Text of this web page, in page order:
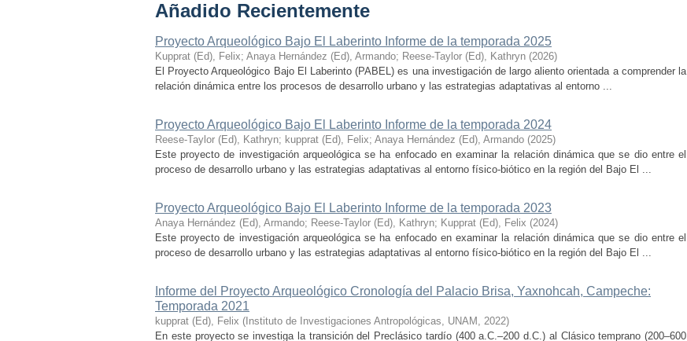
Añadido Recientemente
Proyecto Arqueológico Bajo El Laberinto Informe de la temporada 2025
Kupprat (Ed), Felix; Anaya Hernández (Ed), Armando; Reese-Taylor (Ed), Kathryn (2026)
El Proyecto Arqueológico Bajo El Laberinto (PABEL) es una investigación de largo aliento orientada a comprender la
relación dinámica entre los procesos de desarrollo urbano y las estrategias adaptativas al entorno ...
Proyecto Arqueológico Bajo El Laberinto Informe de la temporada 2024
Reese-Taylor (Ed), Kathryn; kupprat (Ed), Felix; Anaya Hernández (Ed), Armando (2025)
Este proyecto de investigación arqueológica se ha enfocado en examinar la relación dinámica que se dio entre el
proceso de desarrollo urbano y las estrategias adaptativas al entorno físico-biótico en la región del Bajo El ...
Proyecto Arqueológico Bajo El Laberinto Informe de la temporada 2023
Anaya Hernández (Ed), Armando; Reese-Taylor (Ed), Kathryn; Kupprat (Ed), Felix (2024)
Este proyecto de investigación arqueológica se ha enfocado en examinar la relación dinámica que se dio entre el
proceso de desarrollo urbano y las estrategias adaptativas al entorno físico-biótico en la región del Bajo El ...
Informe del Proyecto Arqueológico Cronología del Palacio Brisa, Yaxnohcah, Campeche:
Temporada 2021
kupprat (Ed), Felix ( Instituto de Investigaciones Antropológicas, UNAM , 2022)
En este proyecto se investiga la transición del Preclásico tardío (400 a.C.–200 d.C.) al Clásico temprano (200–600